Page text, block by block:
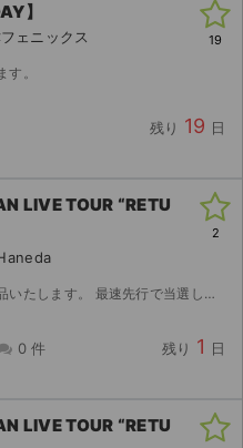
】
ェニックス
。
残り 19 日
19
LIVE TOUR “RETU
ット（チケットぴあ）にて分配いたします。 分配可能になり次第、取引連絡にてURLをお...
0 件 残り 1 日
2
LIVE TOUR “RETU